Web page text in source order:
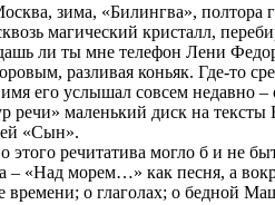
зима, «Билингва»,
магический кристалл,
ли ты мне телефон Лени
разливая коньяк. Где-то
его услышал совсем недавно
речи» маленький диск на
«Сын».
этого речитатива могло б и не
– «Над морем…» как песня, а
времени; о глаголах; о бедной